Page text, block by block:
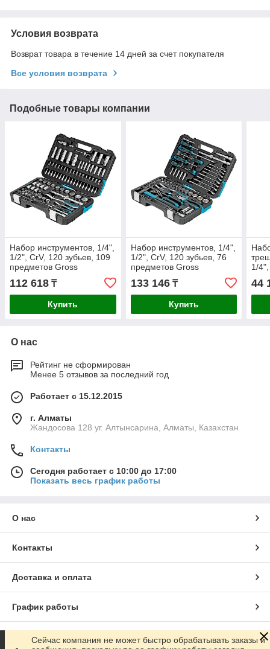
Условия возврата
Возврат товара в течение 14 дней за счет покупателя
Все условия возврата
Подобные товары компании
Набор инструментов, 1/4",
1/2", CrV, 120 зубьев, 109
предметов Gross
112 618 ₸
Купить
Набор инструментов, 1/4",
1/2", CrV, 120 зубьев, 76
предметов Gross
133 146₸
Купить
1/
44
О нас
Рейтинг не сформирован
Менее 5 отзывов за последний год
Работает с 15.12.2015
г. Алматы
Жандосова 128 уг. Алтынсарина, Алматы, Казахстан
Контакты
Сегодня работает с 10:00 до 17:00
Показать весь график работы
О нас
Контакты
Доставка и оплата
График работы
Полная версия сайта
Сейчас компания не может быстро обрабатывать заказы и